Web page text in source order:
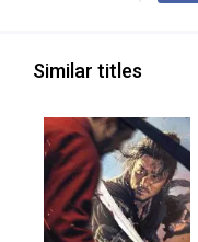
Similar titles